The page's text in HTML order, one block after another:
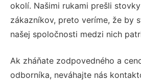
okolí. Našimi rukami prešli
zákazníkov, preto veríme, že by
našej spoločnosti medzi nich
Ak zháňate zodpovedného a
odborníka, neváhajte nás